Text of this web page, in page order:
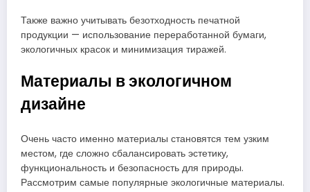
Также важно учитывать безотходность печатной
продукции — использование переработанной бумаги,
экологичных красок и минимизация тиражей.
Материалы в экологичном
дизайне
Очень часто именно материалы становятся тем узким
местом, где сложно сбалансировать эстетику,
функциональность и безопасность для природы.
Рассмотрим самые популярные экологичные материалы.